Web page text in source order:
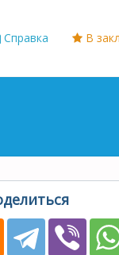
Справка В